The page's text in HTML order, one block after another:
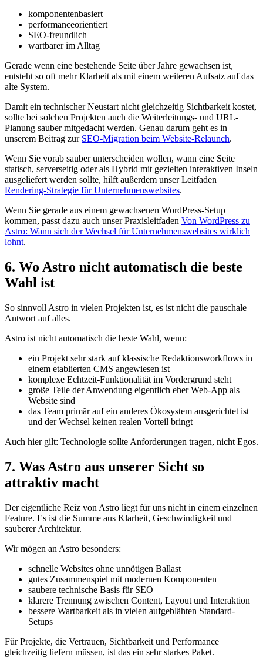
komponentenbasiert
performanceorientiert
SEO-freundlich
wartbarer im Alltag
Gerade wenn eine bestehende Seite über Jahre gewachsen ist,
entsteht so oft mehr Klarheit als mit einem weiteren Aufsatz auf das
alte System.
Damit ein technischer Neustart nicht gleichzeitig Sichtbarkeit kostet,
sollte bei solchen Projekten auch die Weiterleitungs- und URL-
Planung sauber mitgedacht werden. Genau darum geht es in
unserem Beitrag zur SEO-Migration beim Website-Relaunch.
Wenn Sie vorab sauber unterscheiden wollen, wann eine Seite
statisch, serverseitig oder als Hybrid mit gezielten interaktiven Inseln
ausgeliefert werden sollte, hilft außerdem unser Leitfaden
Rendering-Strategie für Unternehmenswebsites.
Wenn Sie gerade aus einem gewachsenen WordPress-Setup
kommen, passt dazu auch unser Praxisleitfaden Von WordPress zu
Astro: Wann sich der Wechsel für Unternehmenswebsites wirklich
lohnt.
6. Wo Astro nicht automatisch die beste
Wahl ist
So sinnvoll Astro in vielen Projekten ist, es ist nicht die pauschale
Antwort auf alles.
Astro ist nicht automatisch die beste Wahl, wenn:
ein Projekt sehr stark auf klassische Redaktionsworkflows in
einem etablierten CMS angewiesen ist
komplexe Echtzeit-Funktionalität im Vordergrund steht
große Teile der Anwendung eigentlich eher Web-App als
Website sind
das Team primär auf ein anderes Ökosystem ausgerichtet ist
und der Wechsel keinen realen Vorteil bringt
Auch hier gilt: Technologie sollte Anforderungen tragen, nicht Egos.
7. Was Astro aus unserer Sicht so
attraktiv macht
Der eigentliche Reiz von Astro liegt für uns nicht in einem einzelnen
Feature. Es ist die Summe aus Klarheit, Geschwindigkeit und
sauberer Architektur.
Wir mögen an Astro besonders:
schnelle Websites ohne unnötigen Ballast
gutes Zusammenspiel mit modernen Komponenten
saubere technische Basis für SEO
klarere Trennung zwischen Content, Layout und Interaktion
bessere Wartbarkeit als in vielen aufgeblähten Standard-
Setups
Für Projekte, die Vertrauen, Sichtbarkeit und Performance
gleichzeitig liefern müssen, ist das ein sehr starkes Paket.